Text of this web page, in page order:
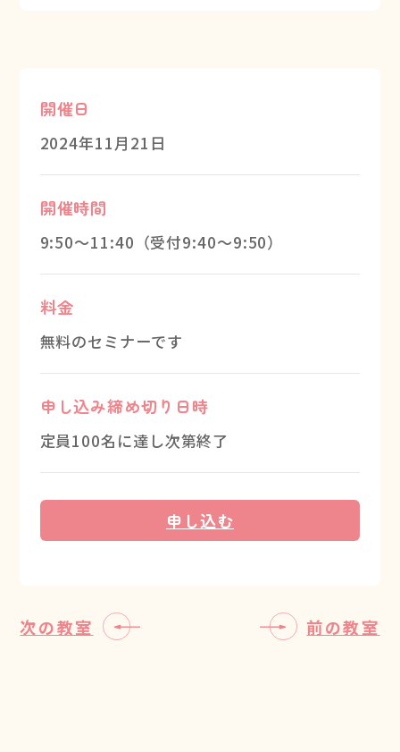
開催日
2024年11月21日
開催時間
9:50～11:40（受付9:40～9:50）
料金
無料のセミナーです
申し込み締め切り日時
定員100名に達し次第終了
申し込む
次の教室 前の教室